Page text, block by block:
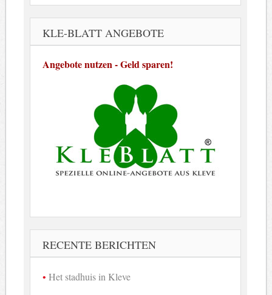
KLE-BLATT ANGEBOTE
Angebote nutzen - Geld sparen!
RECENTE BERICHTEN
Het stadhuis in Kleve